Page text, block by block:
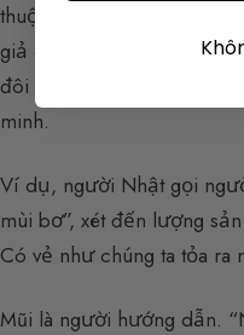
thuộc về phạm vi xã hội”,
giả của nhiều cuốn sách
đôi khi mùi cơ thể có liên
minh.
Ví dụ, người Nhật gọi
mùi bơ”, xét đến lượng
Có vẻ như chúng ta tỏa ra
Mũi là người hướng dẫn.